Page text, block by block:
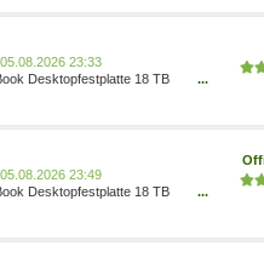
23:33
Desktopfestplatte 18 TB
...
23:49
Desktopfestplatte 18 TB
...